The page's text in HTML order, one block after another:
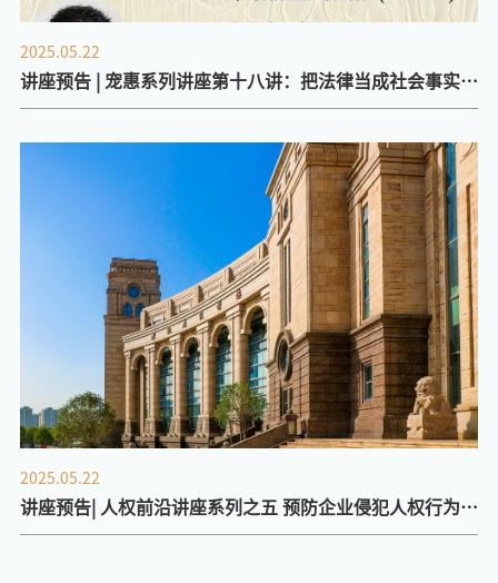
2025.05.22
讲座预告 | 宠惠系列讲座第十八讲：把法律当成社会事实状
态的法学研究方法：以骗奸为例
2025.05.22
讲座预告| 人权前沿讲座系列之五 预防企业侵犯人权行为：
实证行为学见解